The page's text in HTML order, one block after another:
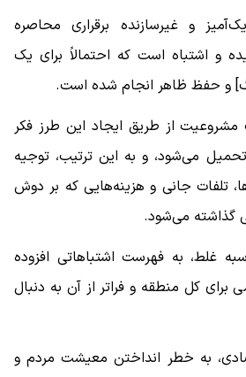
و غیرسازنده برقراری محاصره
و اشتباه است که احتمالاً برای یک
و حفظ ظاهر انجام شده است.
از طریق ایجاد این طرز فکر
می‌شود، و به این ترتیب، توجیه
تلفات جانی و هزینه‌هایی که بر دوش
گذاشته می‌شود.
غلط، به فهرست اشتباهاتی افزوده
کل منطقه و فراتر از آن به دنبال
به خطر انداختن معیشت مردم و